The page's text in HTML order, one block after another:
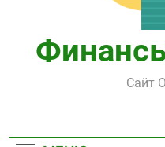
Сайт